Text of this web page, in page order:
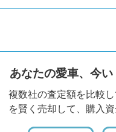
あなたの愛車、今い
複数社の査定額を比較
を賢く売却して、購入